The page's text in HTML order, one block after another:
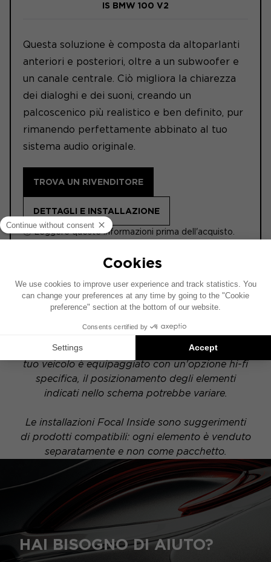
IS BMW 100 V2
Questa soluzione è composta da altoparlanti
anteriori e posteriori, oltre a un subwoofer e
un canale centrale. Ciò migliora la chiarezza
dei dialoghi e dei suoni, creando un
palcoscenico più realistico e ben definito, pur
rimanendo perfettamente abbinato al tuo
sistema audio originale.
TROVA UN RIVENDITORE
DETTAGLI E INSTALLAZIONE
ⓘ Leggere queste informazioni prima dell'acquisto.
ACTIVE
Questo schema di installazione si basa su un
veicolo dotato di un impianto audio di serie. Se il
tuo veicolo è equipaggiato con un'opzione hi-fi
specifica, il posizionamento degli elementi
indicati nello schema potrebbe variare.
Le installazioni Focal Inside sono suggerimenti
di prodotti compatibili: ogni elemento è venduto
separatamente e non come pacchetto.
HAI BISOGNO DI AIUTO?